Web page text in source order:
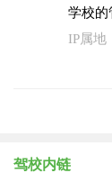
学校的
IP属地
驾校内链